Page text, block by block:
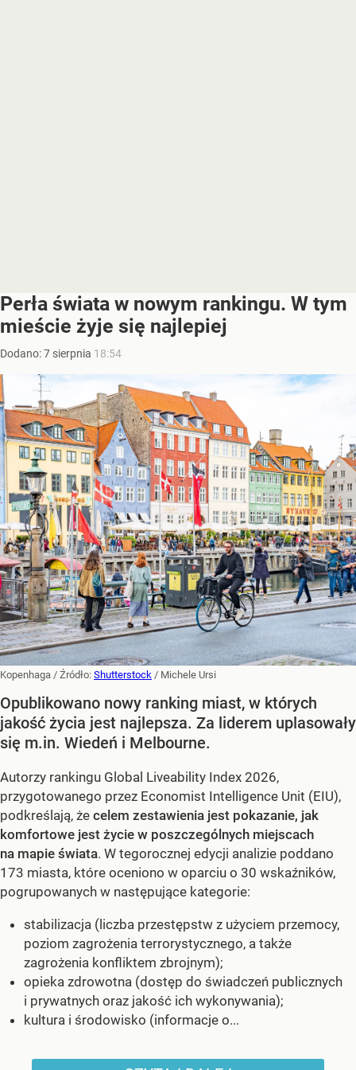
Perła świata w nowym rankingu. W tym
mieście żyje się najlepiej
Dodano:7 sierpnia 18:54
Kopenhaga / Źródło: Shutterstock / Michele Ursi
Opublikowano nowy ranking miast, w których
jakość życia jest najlepsza. Za liderem uplasowały
się m.in. Wiedeń i Melbourne.
Autorzy rankingu Global Liveability Index 2026,
przygotowanego przez Economist Intelligence Unit (EIU),
podkreślają, że celem zestawienia jest pokazanie, jak
komfortowe jest życie w poszczególnych miejscach
na mapie świata. W tegorocznej edycji analizie poddano
173 miasta, które oceniono w oparciu o 30 wskaźników,
pogrupowanych w następujące kategorie:
stabilizacja (liczba przestępstw z użyciem przemocy,
poziom zagrożenia terrorystycznego, a także
zagrożenia konfliktem zbrojnym);
opieka zdrowotna (dostęp do świadczeń publicznych
i prywatnych oraz jakość ich wykonywania);
kultura i środowisko (informacje o...